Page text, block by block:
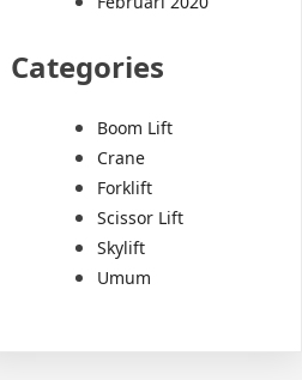
Categories
Boom Lift
Crane
Forklift
Scissor Lift
Skylift
Umum